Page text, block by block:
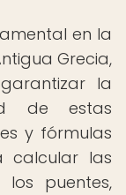
en la
Grecia,
la
de estas
y fórmulas
calcular las
puentes,